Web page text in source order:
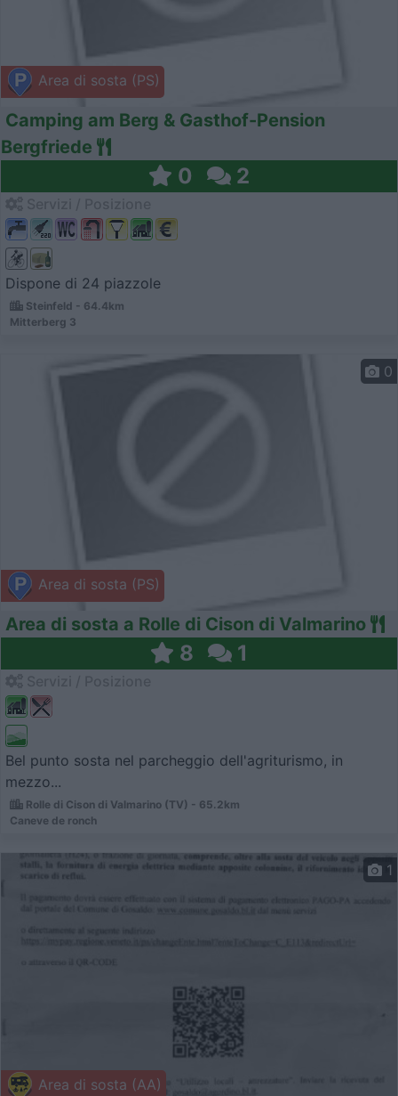
Area di sosta (PS)
Camping am Berg & Gasthof-Pension
Bergfriede
0 2
Dispone di 24 piazzole
Steinfeld - 64.4km
Mitterberg 3
Area di sosta (PS)
0
Area di sosta a Rolle di Cison di Valmarino
8 1
Bel punto sosta nel parcheggio dell'agriturismo, in
mezzo...
Rolle di Cison di Valmarino (TV) - 65.2km
Caneve de ronch
Area di sosta (AA)
1